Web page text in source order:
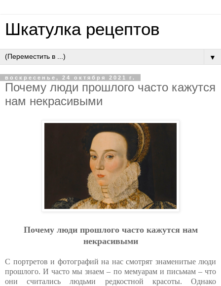
Шкатулка рецептов
▼
воскресенье, 24 октября 2021 г.
Почему люди прошлого часто кажутся
нам некрасивыми
Почему люди прошлого часто кажутся нам
некрасивыми
С портретов и фотографий на нас смотрят знаменитые люди
прошлого. И часто мы знаем – по мемуарам и письмам – что
они считались людьми редкостной красоты. Однако